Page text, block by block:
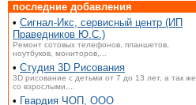
последние добавления
• Сигнал-Икс, сервисный центр (ИП
Праведников Ю.С.)
Ремонт сотовых телефонов, планшетов,
ноутбуков, мониторов,...
• Студия 3D Рисования
3D рисование с детьми от 7 до 13 лет, а так же
со взрослыми,...
• Гвардия ЧОП, ООО